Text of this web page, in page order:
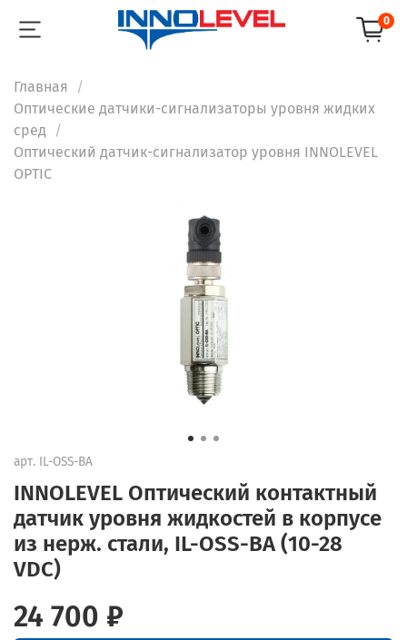
0
Главная
Оптические датчики-сигнализаторы уровня жидких
сред
Оптический датчик-сигнализатор уровня INNOLEVEL
OPTIC
арт. IL-OSS-BA
INNOLEVEL Оптический контактный
датчик уровня жидкостей в корпусе
из нерж. стали, IL-OSS-BA (10-28
VDC)
24 700 ₽